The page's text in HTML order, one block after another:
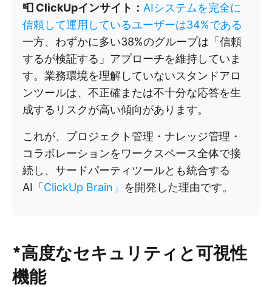
📮 ClickUpインサイト： AIシステムを完全に
信頼して運用しているユーザーは34%である
一方、わずかに多い38%のグループは「信頼
するが検証する」アプローチを維持していま
す。業務環境を理解していないスタンドアロ
ンツールは、不正確または不十分な応答を生
成するリスクが高い傾向があります。
これが、プロジェクト管理・ナレッジ管理・
コラボレーションをワークスペース全体で接
続し、サードパーティツールとも統合する
AI「ClickUp Brain」 を開発した理由です。
*高度なセキュリティと可視性
機能